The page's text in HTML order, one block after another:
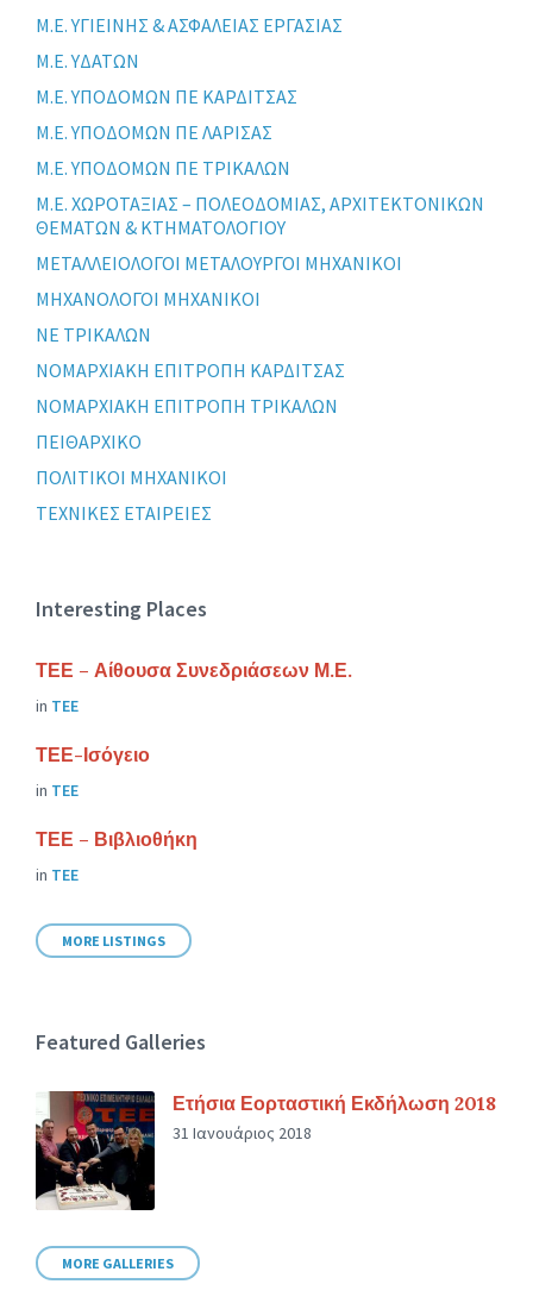
Μ.Ε. ΥΓΙΕΙΝΗΣ & ΑΣΦΑΛΕΙΑΣ ΕΡΓΑΣΙΑΣ
Μ.Ε. ΥΔΑΤΩΝ
Μ.Ε. ΥΠΟΔΟΜΩΝ ΠΕ ΚΑΡΔΙΤΣΑΣ
Μ.Ε. ΥΠΟΔΟΜΩΝ ΠΕ ΛΑΡΙΣΑΣ
Μ.Ε. ΥΠΟΔΟΜΩΝ ΠΕ ΤΡΙΚΑΛΩΝ
Μ.Ε. ΧΩΡΟΤΑΞΙΑΣ – ΠΟΛΕΟΔΟΜΙΑΣ, ΑΡΧΙΤΕΚΤΟΝΙΚΩΝ
ΘΕΜΑΤΩΝ & ΚΤΗΜΑΤΟΛΟΓΙΟΥ
ΜΕΤΑΛΛΕΙΟΛΟΓΟΙ ΜΕΤΑΛΟΥΡΓΟΙ ΜΗΧΑΝΙΚΟΙ
ΜΗΧΑΝΟΛΟΓΟΙ ΜΗΧΑΝΙΚΟΙ
ΝΕ ΤΡΙΚΑΛΩΝ
ΝΟΜΑΡΧΙΑΚΗ ΕΠΙΤΡΟΠΗ ΚΑΡΔΙΤΣΑΣ
ΝΟΜΑΡΧΙΑΚΗ ΕΠΙΤΡΟΠΗ ΤΡΙΚΑΛΩΝ
ΠΕΙΘΑΡΧΙΚΟ
ΠΟΛΙΤΙΚΟΙ ΜΗΧΑΝΙΚΟΙ
ΤΕΧΝΙΚΕΣ ΕΤΑΙΡΕΙΕΣ
Interesting Places
ΤΕΕ – Αίθουσα Συνεδριάσεων Μ.Ε.
in ΤΕΕ
ΤΕΕ-Ισόγειο
in ΤΕΕ
ΤΕΕ – Βιβλιοθήκη
in ΤΕΕ
MORE LISTINGS
Featured Galleries
Ετήσια Εορταστική Εκδήλωση 2018
31 Ιανουάριος 2018
MORE GALLERIES